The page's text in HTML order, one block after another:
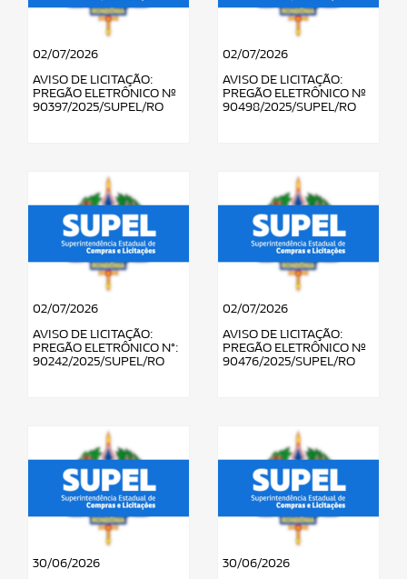
02/07/2026
AVISO DE LICITAÇÃO:
PREGÃO ELETRÔNICO Nº
90397/2025/SUPEL/RO
02/07/2026
AVISO DE LICITAÇÃO:
PREGÃO ELETRÔNICO Nº
90498/2025/SUPEL/RO
02/07/2026
AVISO DE LICITAÇÃO:
PREGÃO ELETRÔNICO N°:
90242/2025/SUPEL/RO
02/07/2026
AVISO DE LICITAÇÃO:
PREGÃO ELETRÔNICO Nº
90476/2025/SUPEL/RO
30/06/2026
30/06/2026